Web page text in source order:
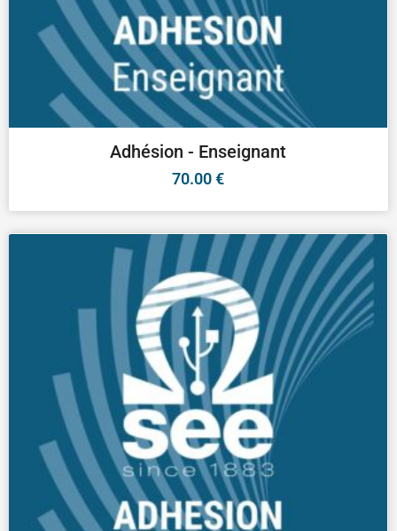
Adhésion - Enseignant
70.00€